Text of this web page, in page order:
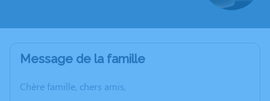
Message de la famille
Chère famille, chers amis,